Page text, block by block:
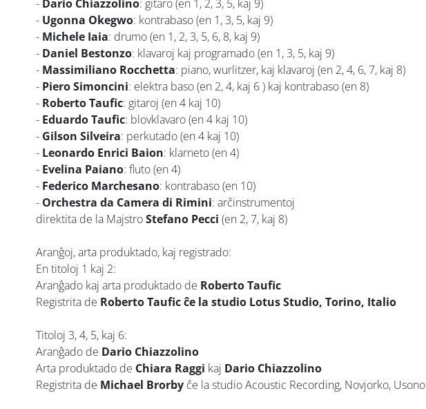
- Dario Chiazzolino: gitaro (en 1, 2, 3, 5, kaj 9)
- Ugonna Okegwo: kontrabaso (en 1, 3, 5, kaj 9)
- Michele Iaia: drumo (en 1, 2, 3, 5, 6, 8, kaj 9)
- Daniel Bestonzo: klavaroj kaj programado (en 1, 3, 5, kaj 9)
- Massimiliano Rocchetta: piano, wurlitzer, kaj klavaroj (en 2, 4, 6, 7, kaj 8)
- Piero Simoncini: elektra baso (en 2, 4, kaj 6 ) kaj kontrabaso (en 8)
- Roberto Taufic: gitaroj (en 4 kaj 10)
- Eduardo Taufic: blovklavaro (en 4 kaj 10)
- Gilson Silveira: perkutado (en 4 kaj 10)
- Leonardo Enrici Baion: klarneto (en 4)
- Evelina Paiano: fluto (en 4)
- Federico Marchesano: kontrabaso (en 10)
- Orchestra da Camera di Rimini: arĉinstrumentoj
direktita de la MajstroStefano Pecci (en 2, 7, kaj 8)
Aranĝoj, arta produktado, kaj registrado:
En titoloj 1 kaj 2:
Aranĝado kaj arta produktado de Roberto Taufic
Registrita de Roberto Taufic ĉe la studio Lotus Studio, Torino, Italio
Titoloj 3, 4, 5, kaj 6:
Aranĝado de Dario Chiazzolino
Arta produktado de Chiara Raggi kaj Dario Chiazzolino
Registrita de Michael Brorby ĉe la studio Acoustic Recording, Novjorko, Usono